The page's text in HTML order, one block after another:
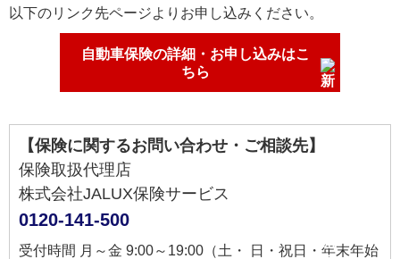
以下のリンク先ページよりお申し込みください。
自動車保険の詳細・お申し込みはこ
ちら
【保険に関するお問い合わせ・ご相談先】
保険取扱代理店
株式会社JALUX保険サービス
0120-141-500
受付時間 月～金 9:00～19:00（土・ 日・祝日・年末年始